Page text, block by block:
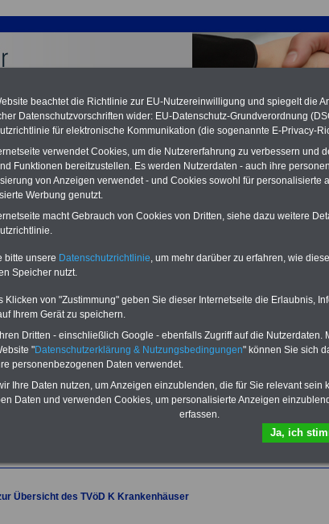
K Krankenhäuser: § 34 Kündigung des
Neu aufgelegt: Oktober 2025 PDF-SERVICE:15
Euro (inkl. MwSt.) bei
von 12 Monaten bleiben
Dienst auf dem
Tarifverträge für den
Dienst:
das eBook Tarifrecht
Dienst (TVöD, TV-L)
10 Bücher bzw. eBooks
herunterladen, lesen und
ausdrucken.Mehr Infos
Übersicht des TVöD K Krankenhäuser
beachtet die Richtlinie zur EU-Nutzereinwilligung und spiegelt die
Datenschutzvorschriften wider: EU-Datenschutz-Grundverordnung
für elektronische Kommunikation (die sogenannte E-Privacy-
verwendet Cookies, um die Nutzererfahrung zu verbessern und
Funktionen bereitzustellen. Es werden Nutzerdaten - auch ihre
von Anzeigen verwendet - und Cookies sowohl für personalisierte
Werbung genutzt.
macht Gebrauch von Cookies von Dritten, siehe dazu weitere
bitte unsere Datenschutzrichtlinie, um mehr darüber zu erfahren, wie
Speicher nutzt.
Klicken von "Zustimmung" geben Sie dieser Internetseite die Erlaubnis,
Ihrem Gerät zu speichern.
Dritten - einschließlich Google - ebenfalls Zugriff auf die Nutzerdaten.
"Datenschutzerklärung & Nutzungsbedingungen" können Sie sich
personenbezogenen Daten verwendet.
Ihre Daten nutzen, um Anzeigen einzublenden, die für Sie relevant sein
Daten und verwenden Cookies, um personalisierte Anzeigen
erfassen.
Ja, ich